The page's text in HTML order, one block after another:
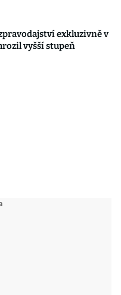
exkluzivně v
vyšší stupeň